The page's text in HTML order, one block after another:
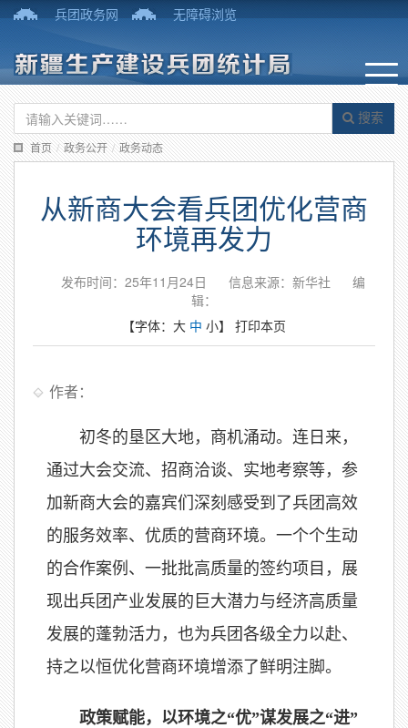
兵团政务网 无障碍浏览
搜索
首页 / 政务公开 / 政务动态
从新商大会看兵团优化营商
环境再发力
发布时间：25年11月24日 信息来源：新华社
编
辑：
【字体： 大 中 小】 打印本页
作者：
初冬的垦区大地，商机涌动。连日来，
通过大会交流、招商洽谈、实地考察等，参
加新商大会的嘉宾们深刻感受到了兵团高效
的服务效率、优质的营商环境。一个个生动
的合作案例、一批批高质量的签约项目，展
现出兵团产业发展的巨大潜力与经济高质量
发展的蓬勃活力，也为兵团各级全力以赴、
持之以恒优化营商环境增添了鲜明注脚。
政策赋能，以环境之“优”谋发展之“进”